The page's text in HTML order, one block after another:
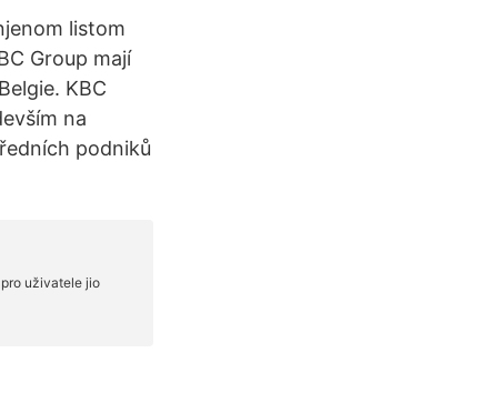
listom
Group mají
KBC
na
podniků